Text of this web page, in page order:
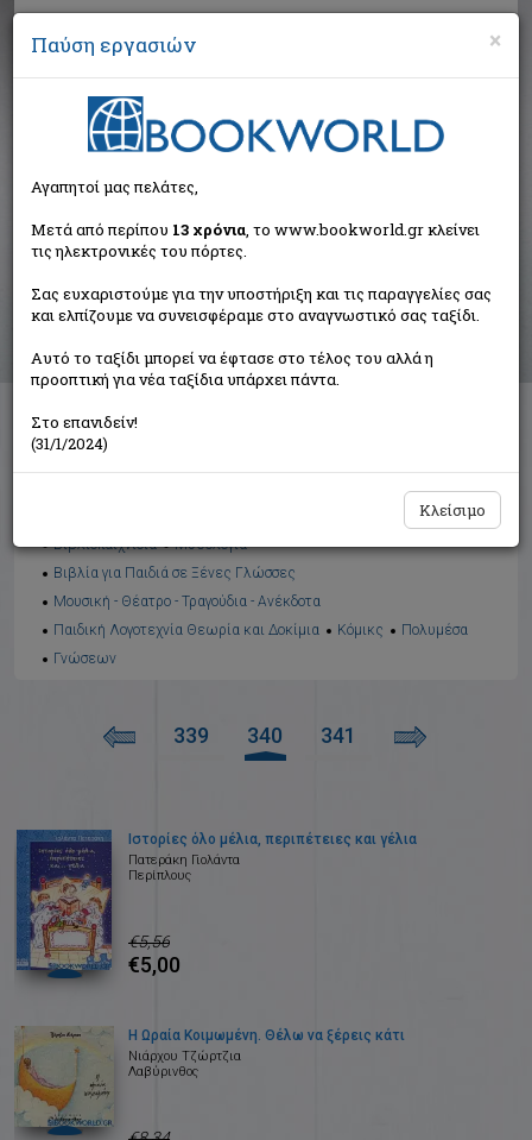
Αναζήτηση
Βιβλία στην κατηγορία
Παιδικά - Εφηβικά
Διαθέσιμες υποκατηγορίες
Εορταστικά - Επετειακά
Ημερολόγια - Λευκώματα
Βιβλιοπαιχνίδια
Μυθολογία
Βιβλία για Παιδιά σε Ξένες Γλώσσες
Μουσική - Θέατρο - Τραγούδια - Ανέκδοτα
Παιδική Λογοτεχνία Θεωρία και Δοκίμια
Κόμικς
Πολυμέσα
Γνώσεων
339 340 341
Ιστορίες όλο μέλια, περιπέτειες και γέλια
Πατεράκη Γιολάντα
Περίπλους
€5,56
€5,00
Η Ωραία Κοιμωμένη. Θέλω να ξέρεις κάτι
Νιάρχου Τζώρτζια
Λαβύρινθος
×
Παύση εργασιών
Αγαπητοί μας πελάτες,
Μετά από περίπου 13 χρόνια, το www.bookworld.gr κλείνει
τις ηλεκτρονικές του πόρτες.
Σας ευχαριστούμε για την υποστήριξη και τις παραγγελίες σας
και ελπίζουμε να συνεισφέραμε στο αναγνωστικό σας ταξίδι.
Αυτό το ταξίδι μπορεί να έφτασε στο τέλος του αλλά η
προοπτική για νέα ταξίδια υπάρχει πάντα.
Στο επανιδείν!
(31/1/2024)
Κλείσιμο